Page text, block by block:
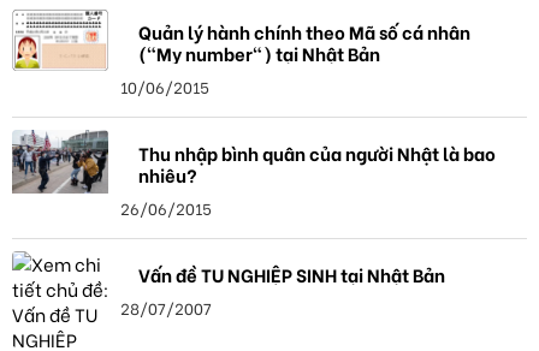
Quản lý hành chính theo Mã số cá nhân
("My number") tại Nhật Bản
10/06/2015
Thu nhập bình quân của người Nhật là bao
nhiêu?
26/06/2015
Vấn đề TU NGHIỆP SINH tại Nhật Bản
28/07/2007